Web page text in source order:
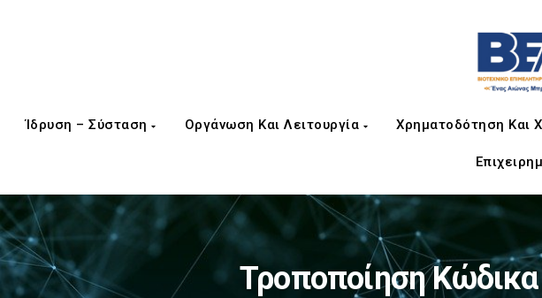
Ίδρυση – Σύσταση Οργάνωση Και Λειτουργία Χρηματοδότηση Και
Τροποποίηση